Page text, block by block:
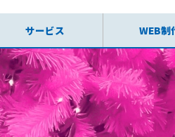
サービス WEB制